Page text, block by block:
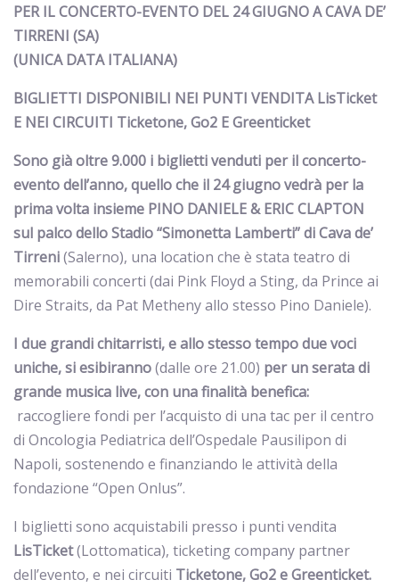
PER IL CONCERTO-EVENTO DEL 24 GIUGNO A CAVA DE’
TIRRENI (SA)
(UNICA DATA ITALIANA)
BIGLIETTI DISPONIBILI NEI PUNTI VENDITA LisTicket
E NEI CIRCUITI Ticketone, Go2 E Greenticket
Sono già oltre 9.000 i biglietti venduti per il concerto-
evento dell’anno, quello che il 24 giugno vedrà per la
prima volta insieme PINO DANIELE & ERIC CLAPTON
sul palco dello Stadio “Simonetta Lamberti” di Cava de’
Tirreni(Salerno), una location che è stata teatro di
memorabili concerti (dai Pink Floyd a Sting, da Prince ai
Dire Straits, da Pat Metheny allo stesso Pino Daniele).
I due grandi chitarristi, e allo stesso tempo due voci
uniche, si esibiranno(dalle ore 21.00) per un serata di
grande musica live, con una finalità benefica:
raccogliere fondi per l’acquisto di una tac per il centro
di Oncologia Pediatrica dell’Ospedale Pausilipon di
Napoli, sostenendo e finanziando le attività della
fondazione “Open Onlus”.
I biglietti sono acquistabili presso i punti vendita
LisTicket(Lottomatica), ticketing company partner
dell’evento, e nei circuiti Ticketone, Go2 e Greenticket.